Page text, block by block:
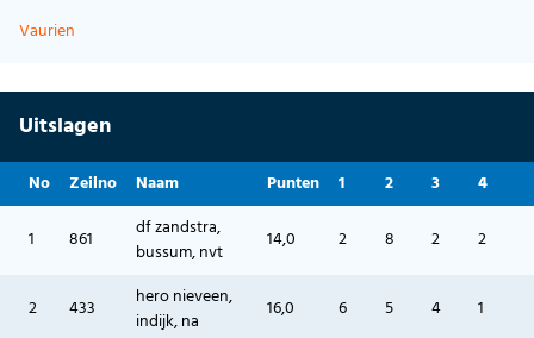
Vaurien
Uitslagen
No Zeilno Naam Punten 1 2 3 4
1 861
df zandstra,
bussum, nvt
14,0 2 8 2 2
2 433
hero nieveen,
indijk, na
16,0 6 5 4 1